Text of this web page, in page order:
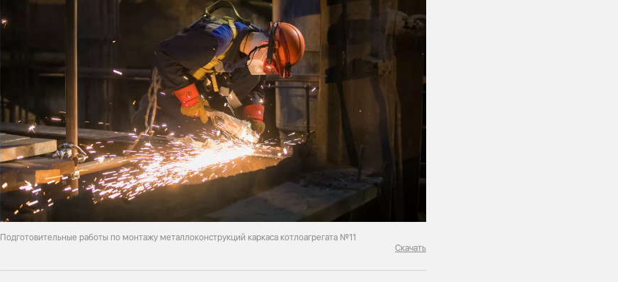
Подготовительные работы по монтажу металлоконструкций каркаса котлоагрегата №11
Скачать